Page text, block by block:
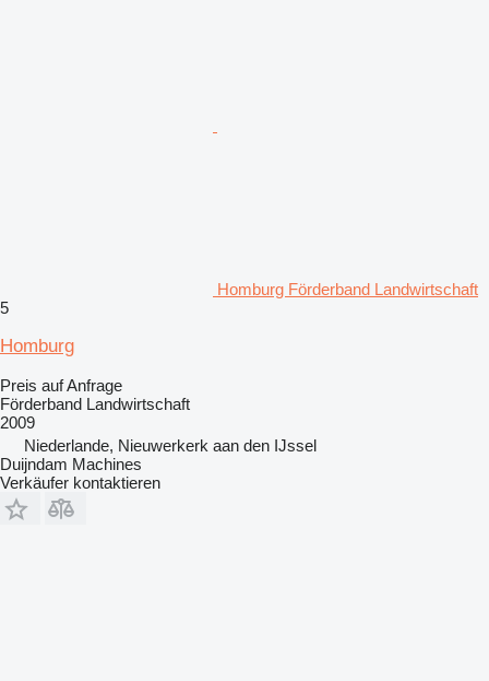
Homburg Förderband Landwirtschaft
5
Homburg
Preis auf Anfrage
Förderband Landwirtschaft
2009
Niederlande, Nieuwerkerk aan den IJssel
Duijndam Machines
Verkäufer kontaktieren